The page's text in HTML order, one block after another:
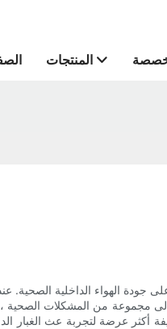
المنتجات
جودة الهواء الداخلية الصحية.
إلى مجموعة من المشكلات
الضعيفة أكثر عرضة لتجربة